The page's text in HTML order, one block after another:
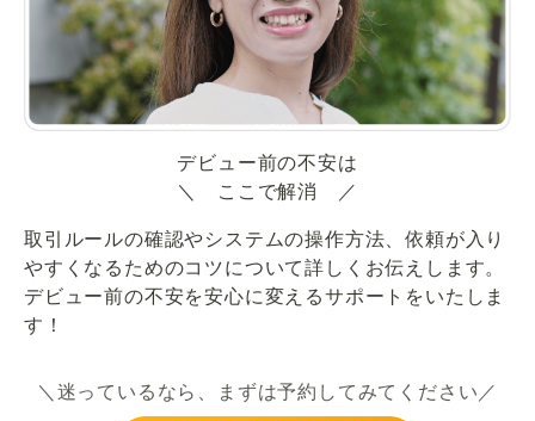
デビュー前の不安は
＼ ここで解消 ／
取引ルールの確認やシステムの操作方法、依頼が入り
やすくなるためのコツについて詳しくお伝えします。
デビュー前の不安を安心に変えるサポートをいたしま
す！
＼迷っているなら、まずは予約してみてください／